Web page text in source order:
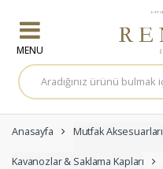
A
r
a
a
:
Anasayfa Mutfak Aksesuarları
Kavanozlar & Saklama Kapları